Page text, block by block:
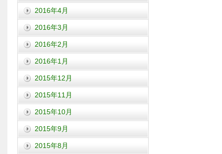
2016年4月
2016年3月
2016年2月
2016年1月
2015年12月
2015年11月
2015年10月
2015年9月
2015年8月